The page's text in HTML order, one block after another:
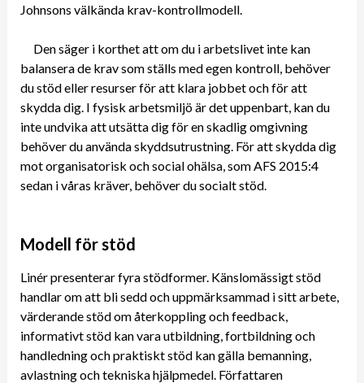
Johnsons välkända krav-kontrollmodell.
Den säger i korthet att om du i arbetslivet inte kan
balansera de krav som ställs med egen kontroll, behöver
du stöd eller resurser för att klara jobbet och för att
skydda dig. I fysisk arbetsmiljö är det uppenbart, kan du
inte undvika att utsätta dig för en skadlig omgivning
behöver du använda skyddsutrustning. För att skydda dig
mot organisatorisk och social ohälsa, som AFS 2015:4
sedan i våras kräver, behöver du socialt stöd.
Modell för stöd
Linér presenterar fyra stödformer. Känslomässigt stöd
handlar om att bli sedd och uppmärksammad i sitt arbete,
värderande stöd om återkoppling och feedback,
informativt stöd kan vara utbildning, fortbildning och
handledning och praktiskt stöd kan gälla bemanning,
avlastning och tekniska hjälpmedel. Författaren